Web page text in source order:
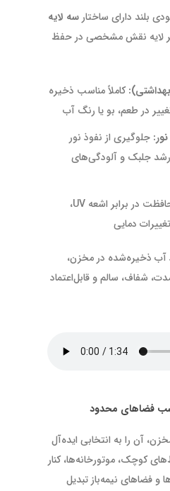
سه لایه
لایه نقش مشخصی در حفظ
کاملاً مناسب ذخیره
در طعم، بو یا رنگ آب
جلوگیری از نفوذ نور
جلبک و آلودگی‌های
محافظت در برابر اشعه UV،
دمایی
ذخیره‌شده در مخزن،
شفاف، سالم و قابل‌اعتماد
فضاهای محدود
آن را به انتخابی ایده‌آل
کوچک، موتورخانه‌ها، کنار
و فضاهای نیمه‌باز تبدیل